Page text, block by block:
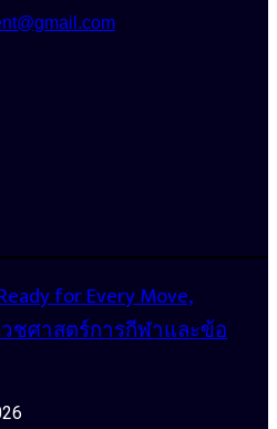
for Every Move,
วชศาสตร์การกีฬาและข้อ